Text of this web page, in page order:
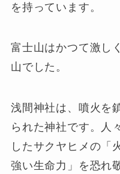
を持っています。
富士山はかつて激し
山でした。
浅間神社は、噴火を
られた神社です。人
したサクヤヒメの「
強い生命力」を恐れ